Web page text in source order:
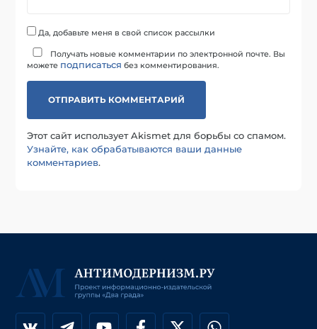
Да, добавьте меня в свой список рассылки
Получать новые комментарии по электронной почте. Вы
можете подписаться без комментирования.
Этот сайт использует Akismet для борьбы со спамом.
Узнайте, как обрабатываются ваши данные
комментариев.